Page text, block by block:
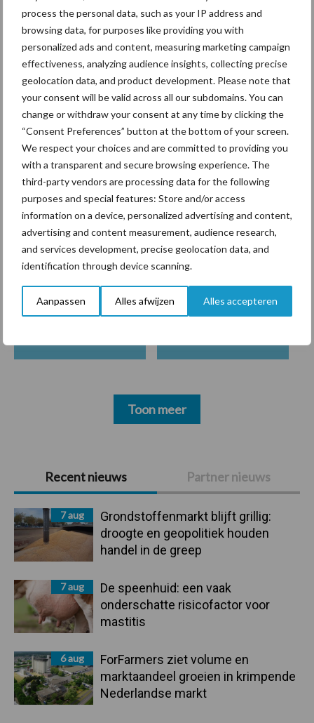
process the personal data, such as your IP address and
browsing data, for purposes like providing you with
personalized ads and content, measuring marketing campaign
effectiveness, analyzing audience insights, collecting precise
geolocation data, and product development. Please note that
your consent will be valid across all our subdomains. You can
change or withdraw your consent at any time by clicking the
“Consent Preferences” button at the bottom of your screen.
We respect your choices and are committed to providing you
with a transparent and secure browsing experience. The
third-party vendors are processing data for the following
purposes and special features: Store and/or access
information on a device, personalized advertising and content,
advertising and content measurement, audience research,
and services development, precise geolocation data, and
identification through device scanning.
Aanpassen Alles afwijzen Alles accepteren
Primaire
Sidebar
Recent nieuws Partner nieuws
7 aug
Grondstoffenmarkt blijft grillig:
droogte en geopolitiek houden
handel in de greep
7 aug
De speenhuid: een vaak
onderschatte risicofactor voor
mastitis
6 aug
ForFarmers ziet volume en
marktaandeel groeien in krimpende
Nederlandse markt
onderschatte risicofactor
voor mastitis
ForFarmers ziet volume en
marktaandeel groeien in
krimpende Nederlandse
markt
Themapagina's
Diergezondheid Bemesting Fokkerij
Mastitis Hittestress
Toon meer